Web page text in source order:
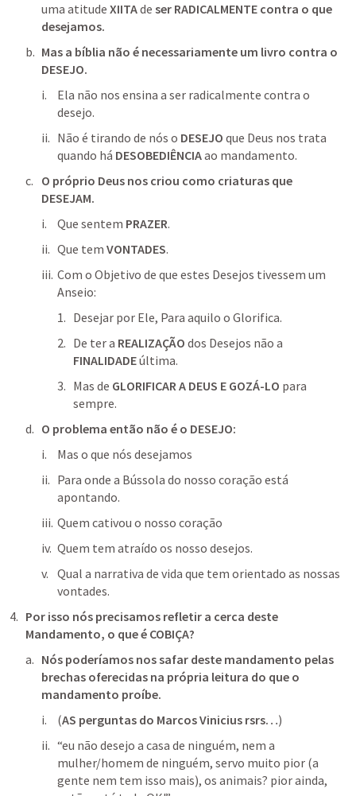
uma atitude XIITA de ser RADICALMENTE contra o que
desejamos.
Mas a bíblia não é necessariamente um livro contra o
DESEJO.
Ela não nos ensina a ser radicalmente contra o
desejo.
Não é tirando de nós o DESEJO que Deus nos trata
quando há DESOBEDIÊNCIA ao mandamento.
O próprio Deus nos criou como criaturas que
DESEJAM.
Que sentem PRAZER.
Que tem VONTADES.
Com o Objetivo de que estes Desejos tivessem um
Anseio:
Desejar por Ele, Para aquilo o Glorifica.
De ter a REALIZAÇÃO
FINALIDADE última.
Mas de GLORIFICAR A DEUS E GOZÁ-LO para
sempre.
O problema então não é o DESEJO:
Mas o que nós desejamos
Para onde a Bússola do nosso coração está
apontando.
Quem cativou o nosso coração
Quem tem atraído os nosso desejos.
Qual a narrativa de vida que tem orientado as nossas
vontades.
Por isso nós precisamos refletir a cerca deste
Mandamento, o que é COBIÇA?
Nós poderíamos nos safar deste mandamento pelas
brechas oferecidas na própria leitura do que o
mandamento proíbe.
(AS perguntas do Marcos Vinicius rsrs…)
“eu não desejo a casa de ninguém, nem a
mulher/homem de ninguém, servo muito pior (a
gente nem tem isso mais), os animais? pior ainda,